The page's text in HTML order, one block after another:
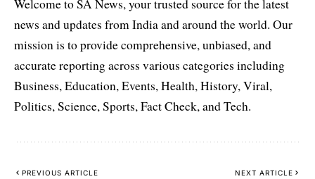
Welcome to SA News, your trusted source for the latest
news and updates from India and around the world. Our
mission is to provide comprehensive, unbiased, and
accurate reporting across various categories including
Business, Education, Events, Health, History, Viral,
Politics, Science, Sports, Fact Check, and Tech.
PREVIOUS ARTICLE NEXT ARTICLE